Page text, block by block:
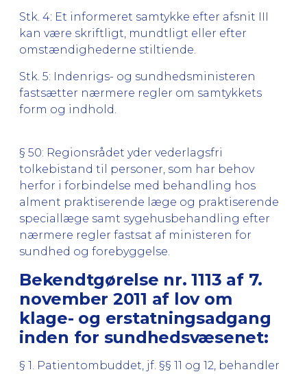
Stk. 4: Et informeret samtykke efter afsnit III
kan være skriftligt, mundtligt eller efter
omstændighederne stiltiende.
Stk. 5: Indenrigs- og sundhedsministeren
fastsætter nærmere regler om samtykkets
form og indhold.
§ 50: Regionsrådet yder vederlagsfri
tolkebistand til personer, som har behov
herfor i forbindelse med behandling hos
alment praktiserende læge og praktiserende
speciallæge samt sygehusbehandling efter
nærmere regler fastsat af ministeren for
sundhed og forebyggelse.
Bekendtgørelse nr. 1113 af 7.
november 2011 af lov om
klage- og erstatningsadgang
inden for sundhedsvæsenet:
§ 1. Patientombuddet, jf. §§ 11 og 12, behandler